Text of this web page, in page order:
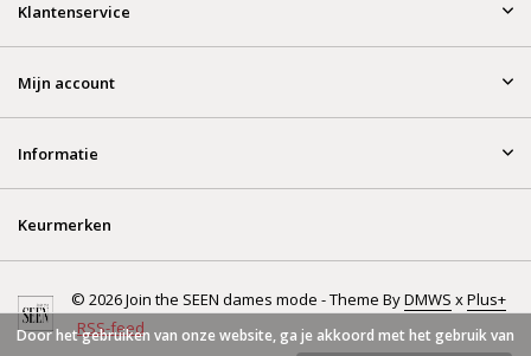
Klantenservice
Mijn account
Informatie
Keurmerken
© 2026 Join the SEEN dames mode - Theme ByDMWS xPlus+
RSS-feed
Door het gebruiken van onze website, ga je akkoord met het gebruik van